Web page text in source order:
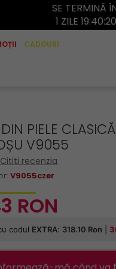
SE TERMINĂ
1 ZILE 19:40:20
CADOURI
PIELE
V9055
V9055czer
Cititi recenzia
RON